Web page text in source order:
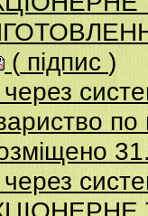
( підпис )
по